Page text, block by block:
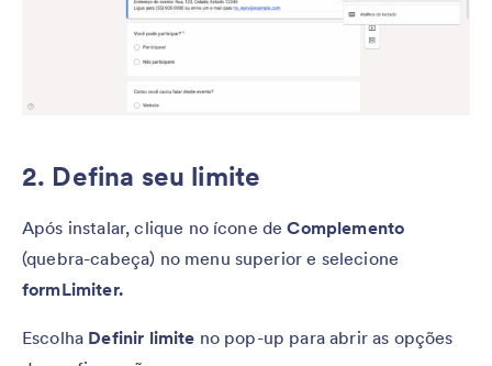
2. Defina seu limite
Após instalar, clique no ícone deComplemento
(quebra-cabeça) no menu superior e selecione
formLimiter.
Escolha Definir limite no pop-up para abrir as opções